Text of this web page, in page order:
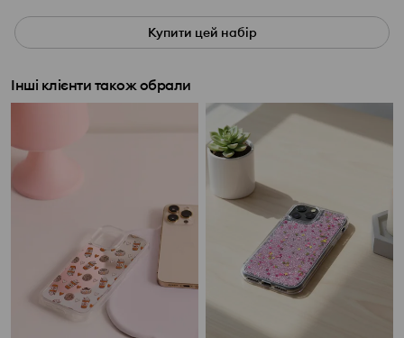
Купити цей набір
Інші клієнти також обрали